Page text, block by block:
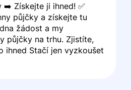
➡️ Získejte ji ihned! ✅
půjčky a získejte tu
žádost a my
půjčky na trhu. Zjistíte,
ihned Stačí jen vyzkoušet